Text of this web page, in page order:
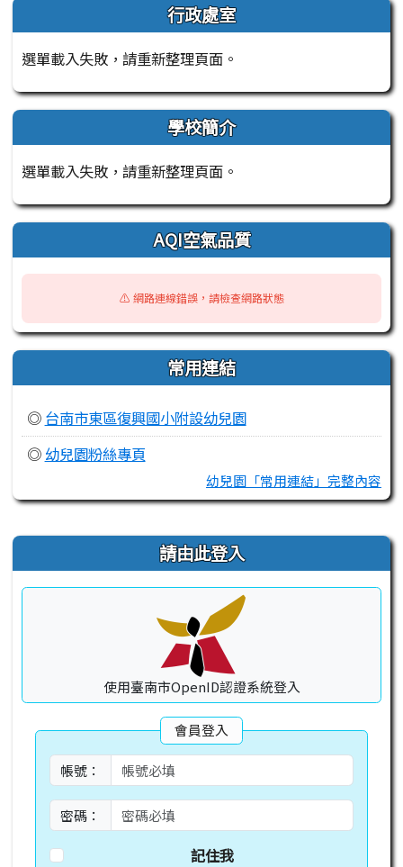
行政處室
選單載入失敗，請重新整理頁面。
學校簡介
選單載入失敗，請重新整理頁面。
AQI空氣品質
⚠️ 網路連線錯誤，請檢查網路狀態
常用連結
◎ 台南市東區復興國小附設幼兒園
◎ 幼兒園粉絲專頁
幼兒園「常用連結」完整內容
右邊區域內容 請由此登入
使用臺南市OpenID認證系統登入
會員登入
帳號：
密碼：
記住我